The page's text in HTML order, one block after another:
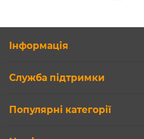
Інформація
Служба підтримки
Популярні категорії